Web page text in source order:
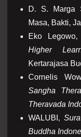
D. S. Marga
Masa, Bakti,
Eko Legowo,
Higher
Kertarajasa
Cornelis
Sangha
Theravada
WALUBI,
Buddha